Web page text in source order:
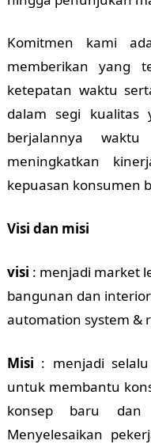
Komitmen kami
memberikan yang
ketepatan waktu
dalam segi kualitas
berjalannya
meningkatkan
kepuasan konsumen
Visi dan misi
visi : menjadi market
bangunan dan
automation system &
Misi : menjadi
untuk membantu
konsep baru
Menyelesaikan